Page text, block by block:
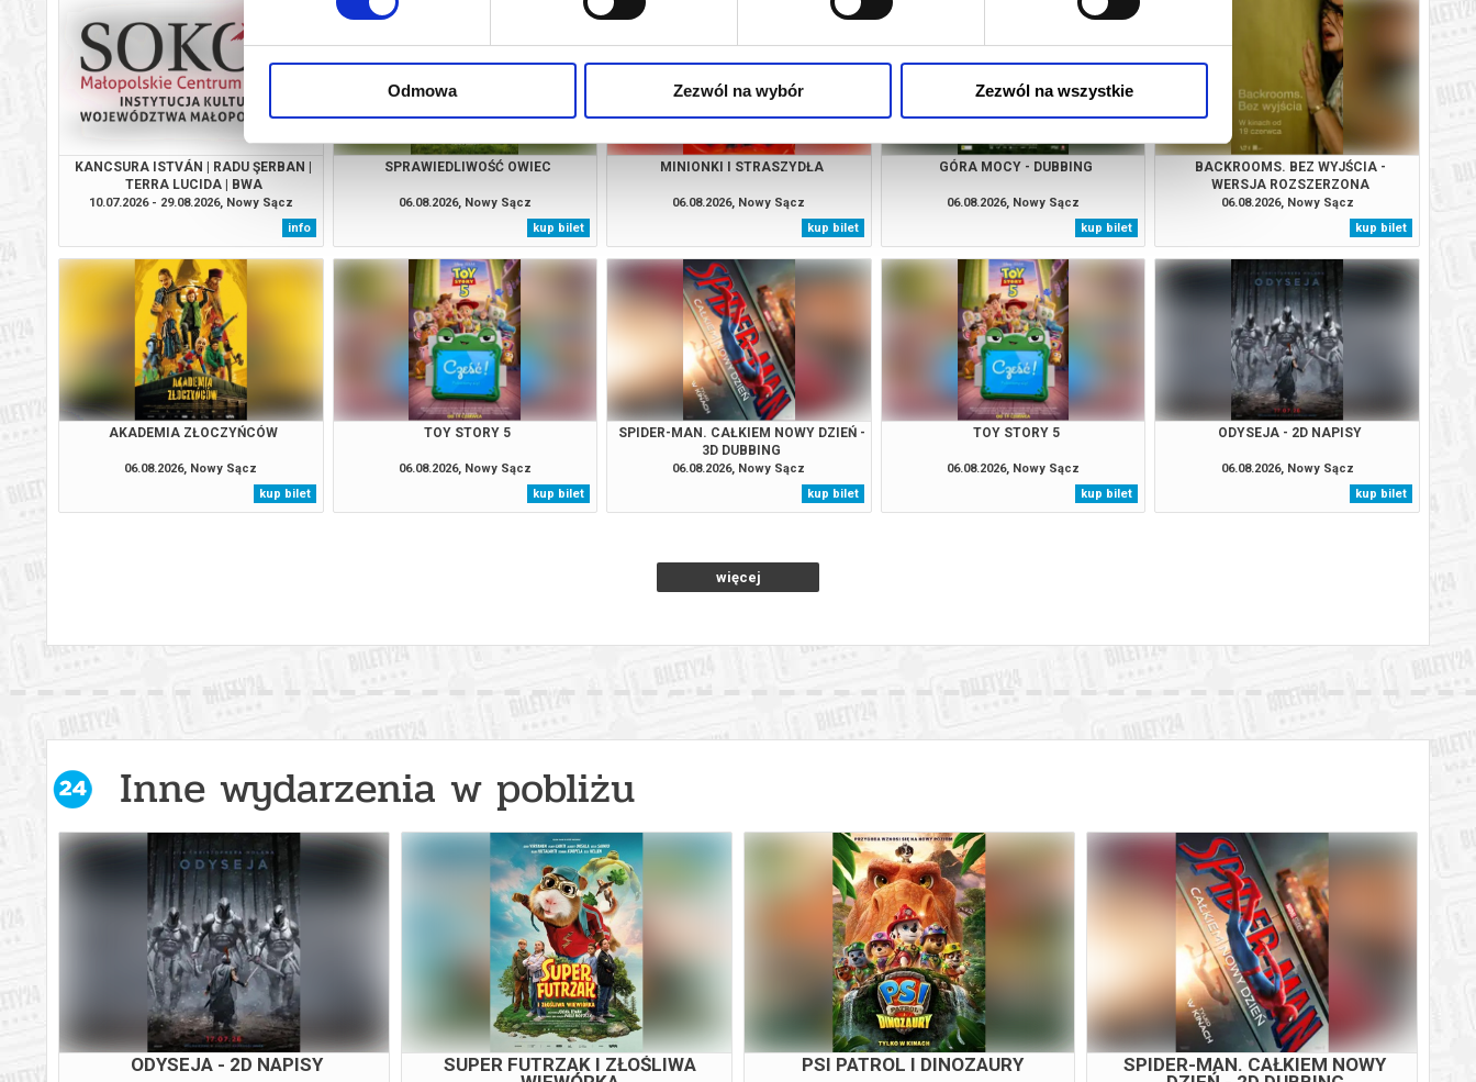
Odmowa Zezwól na wybór Zezwól na wszystkie
KANCSURA ISTVÁN | RADU ŞERBAN |
TERRA LUCIDA | BWA
10.07.2026 - 29.08.2026, Nowy Sącz
info
SPRAWIEDLIWOŚĆ OWIEC
06.08.2026, Nowy Sącz
kup bilet
MINIONKI I STRASZYDŁA
06.08.2026, Nowy Sącz
kup bilet
GÓRA MOCY - DUBBING
06.08.2026, Nowy Sącz
kup bilet
BACKROOMS. BEZ WYJŚCIA -
WERSJA ROZSZERZONA
06.08.2026, Nowy Sącz
kup bilet
AKADEMIA ZŁOCZYŃCÓW
06.08.2026, Nowy Sącz
kup bilet
TOY STORY 5
06.08.2026, Nowy Sącz
kup bilet
SPIDER-MAN. CAŁKIEM NOWY DZIEŃ -
3D DUBBING
06.08.2026, Nowy Sącz
kup bilet
TOY STORY 5
06.08.2026, Nowy Sącz
kup bilet
ODYSEJA - 2D NAPISY
06.08.2026, Nowy Sącz
kup bilet
więcej
Inne wydarzenia w pobliżu
SPIDER-MAN. CAŁKIEM NOWY
VAIANA - DUBBING PSI PATROL I DINOZAURY ICE CREAM MAN